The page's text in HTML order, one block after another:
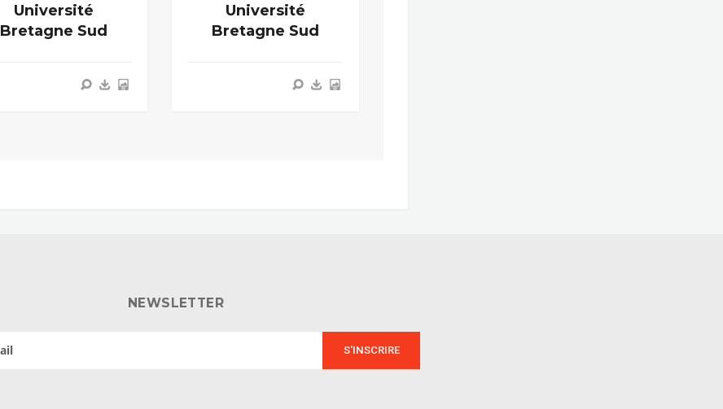
Université
Bretagne Sud
Université
Bretagne Sud
NEWSLETTER